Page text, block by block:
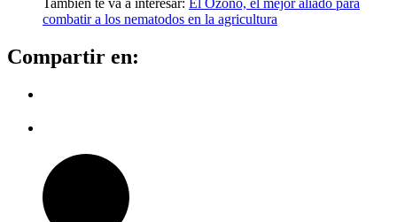
También te va a interesar: El Ozono, el mejor aliado para
combatir a los nematodos en la agricultura
Compartir en: